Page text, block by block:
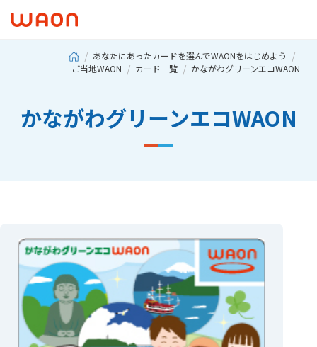
あなたにあったカードを選んでWAONをはじめよう
ご当地WAON
カード一覧 かながわグリーンエコWAON
かながわグリーンエコWAON